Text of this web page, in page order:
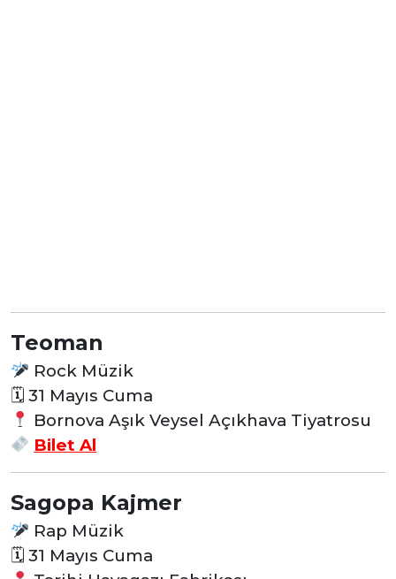
Teoman
Rock Müzik
🗓 31 Mayıs Cuma
Bornova Aşık Veysel Açıkhava Tiyatrosu
Bilet Al
Sagopa Kajmer
Rap Müzik
🗓 31 Mayıs Cuma